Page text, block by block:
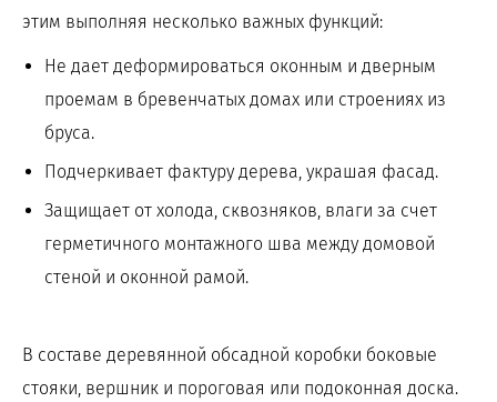
этим выполняя несколько важных функций:
Не дает деформироваться оконным и дверным
проемам в бревенчатых домах или строениях из
бруса.
Подчеркивает фактуру дерева, украшая фасад.
Защищает от холода, сквозняков, влаги за счет
герметичного монтажного шва между домовой
стеной и оконной рамой.
В составе деревянной обсадной коробки боковые
стояки, вершник и пороговая или подоконная доска.